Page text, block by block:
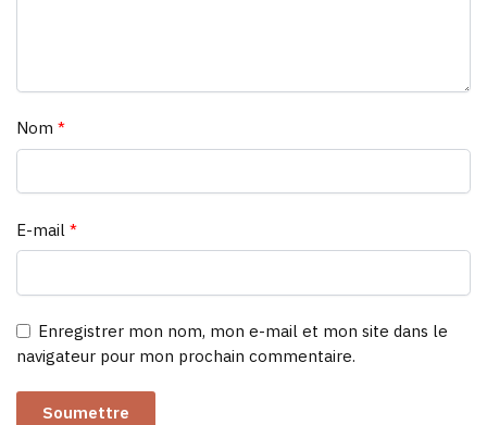
Nom *
E-mail *
Enregistrer mon nom, mon e-mail et mon site dans le
navigateur pour mon prochain commentaire.